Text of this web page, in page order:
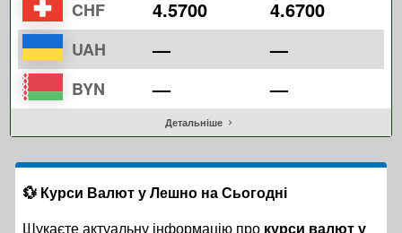
CHF 4.5700 4.6700
UAH — —
BYN — —
Детальніше
💱 Курси Валют у Лешно на Сьогодні
Шукаєте актуальну інформацію про курси валют у